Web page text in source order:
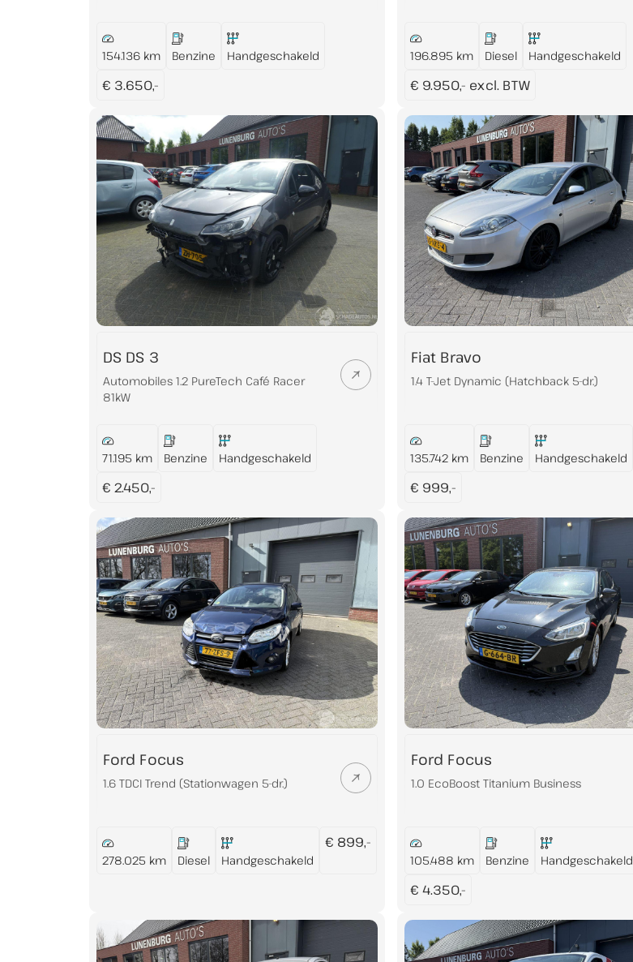
154.136 km Benzine Handgeschakeld
€ 3.650,-
196.895 km Diesel Handgeschakeld
€ 9.950,- excl. BTW
DS DS 3
Automobiles 1.2 PureTech Café Racer
81kW
71.195 km Benzine Handgeschakeld
€ 2.450,-
Fiat Bravo
1.4 T-Jet Dynamic (Hatchback 5-dr.)
135.742 km Benzine Handgeschakeld
€ 999,-
Ford Focus
1.6 TDCI Trend (Stationwagen 5-dr.)
278.025 km Diesel Handgeschakeld
€ 899,-
Ford Focus
1.0 EcoBoost Titanium Business
105.488 km Benzine Handgeschakeld
€ 4.350,-